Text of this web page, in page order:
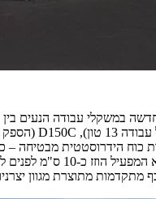
כוח הידרוסטטית מבטיחה –
מתקדמות מתוצרת מגוון